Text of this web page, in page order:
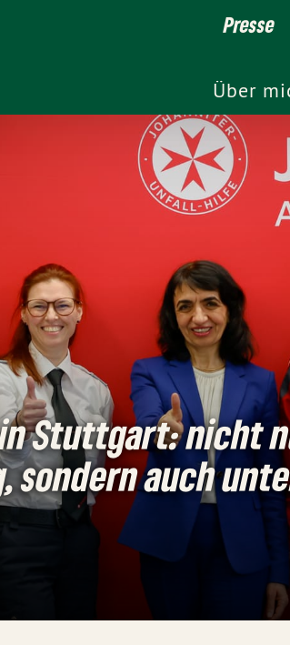
Presse
Über
Stuttgart: nicht
sondern auch